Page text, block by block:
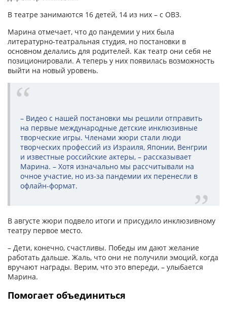
В театре занимаются 16 детей, 14 из них – с ОВЗ.
Марина отмечает, что до пандемии у них была
литературно-театральная студия, но постановки в
основном делались для родителей. Как театр они себя не
позиционировали. А теперь у них появилась возможность
выйти на новый уровень.
– Видео с нашей постановки мы решили отправить
на первые международные детские инклюзивные
творческие игры. Членами жюри стали люди
творческих профессий из Израиля, Японии, Венгрии
и известные российские актеры, – рассказывает
Марина. – Хотя изначально мы рассчитывали на
очное участие, но из-за пандемии их перенесли в
офлайн-формат.
В августе жюри подвело итоги и присудило инклюзивному
театру первое место.
– Дети, конечно, счастливы. Победы им дают желание
работать дальше. Жаль, что они не получили эмоций, когда
вручают награды. Верим, что это впереди, – улыбается
Марина.
Помогает объединиться